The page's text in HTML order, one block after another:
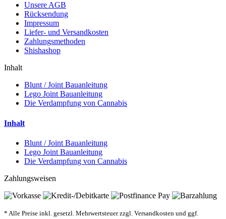
Unsere AGB
Rücksendung
Impressum
Liefer- und Versandkosten
Zahlungsmethoden
Shishashop
Inhalt
Blunt / Joint Bauanleitung
Lego Joint Bauanleitung
Die Verdampfung von Cannabis
Inhalt
Blunt / Joint Bauanleitung
Lego Joint Bauanleitung
Die Verdampfung von Cannabis
Zahlungsweisen
* Alle Preise inkl. gesetzl. Mehrwertsteuer zzgl. Versandkosten und ggf.